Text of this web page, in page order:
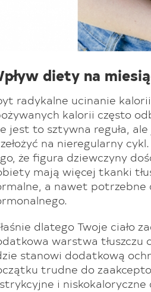
diety na
radykalne ucinanie
kalorii często
jest to sztywna reguła,
na nieregularny
że figura dziewczyny
mają więcej tkanki
a nawet potrzebne
dlatego Twoje ciało
warstwa tłuszczu
stanowi dodatkową
trudne do
i